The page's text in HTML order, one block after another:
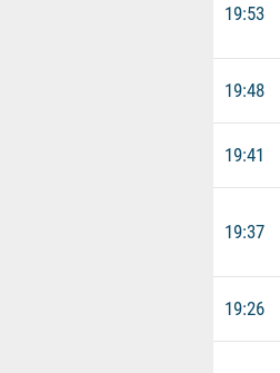
19:53
19:48
19:41
19:37
19:26